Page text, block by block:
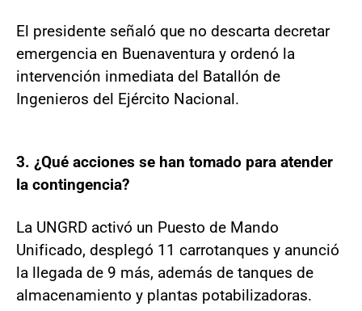
El presidente señaló que no descarta decretar
emergencia en Buenaventura y ordenó la
intervención inmediata del Batallón de
Ingenieros del Ejército Nacional.
3. ¿Qué acciones se han tomado para atender
la contingencia?
La UNGRD activó un Puesto de Mando
Unificado, desplegó 11 carrotanques y anunció
la llegada de 9 más, además de tanques de
almacenamiento y plantas potabilizadoras.